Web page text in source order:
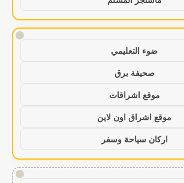
!
ضوء التعليمي
صحيفة برق
موقع اشراقات
موقع اشراق اون لاين
اركان سياحة وسفر
!